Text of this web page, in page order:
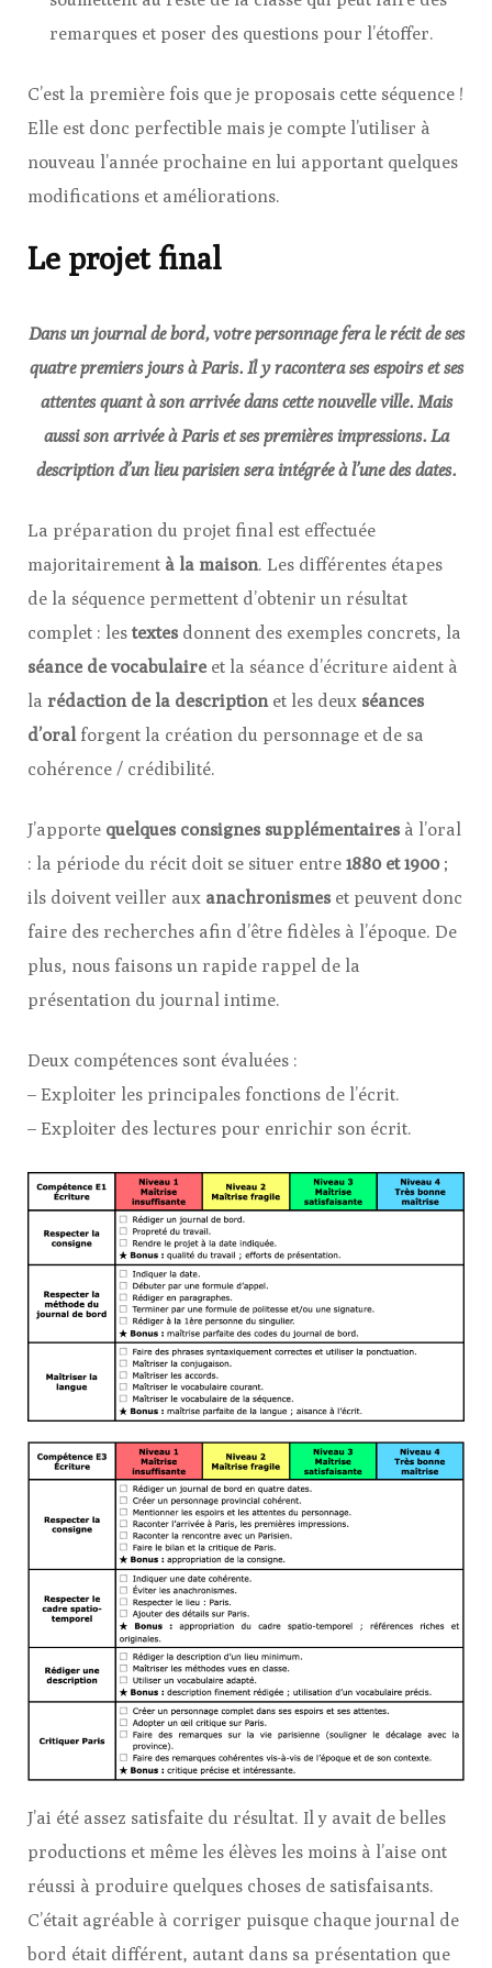
remarques et poser des questions pour l’étoffer.
C’est la première fois que je proposais cette séquence !
Elle est donc perfectible mais je compte l’utiliser à
nouveau l’année prochaine en lui apportant quelques
modifications et améliorations.
Le projet final
Dans un journal de bord, votre personnage fera le récit de ses
quatre premiers jours à Paris. Il y racontera ses espoirs et ses
attentes quant à son arrivée dans cette nouvelle ville. Mais
aussi son arrivée à Paris et ses premières impressions. La
description d’un lieu parisien sera intégrée à l’une des dates.
La préparation du projet final est effectuée
majoritairement à la maison. Les différentes étapes
de la séquence permettent d’obtenir un résultat
complet : les textes donnent des exemples concrets, la
séance de vocabulaire et la séance d’écriture aident à
la rédaction de la descriptionet les deux séances
d’oralforgent la création du personnage et de sa
cohérence / crédibilité.
J’apporte quelques consignes supplémentaires à l’oral
: la période du récit doit se situer entre 1880 et 1900;
ils doivent veiller aux anachronismes et peuvent donc
faire des recherches afin d’être fidèles à l’époque. De
plus, nous faisons un rapide rappel de la
présentation du journal intime.
Deux compétences sont évaluées :
– Exploiter les principales fonctions de l’écrit.
– Exploiter des lectures pour enrichir son écrit.
J’ai été assez satisfaite du résultat. Il y avait de belles
productions et même les élèves les moins à l’aise ont
réussi à produire quelques choses de satisfaisants.
C’était agréable à corriger puisque chaque journal de
bord était différent, autant dans sa présentation que